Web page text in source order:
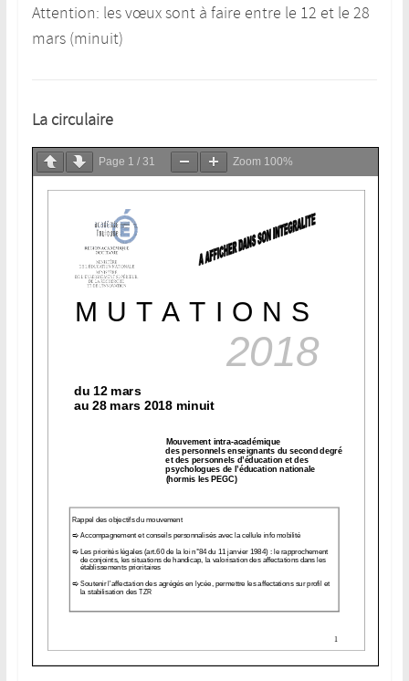
Attention: les vœux sont à faire entre le 12 et le 28
mars (minuit)
La circulaire
Page 1 / 31 Zoom 100%